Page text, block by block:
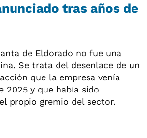
tras años de
de Eldorado no fue una
Se trata del desenlace de un
que la empresa venía
2025 y que había sido
propio gremio del sector.